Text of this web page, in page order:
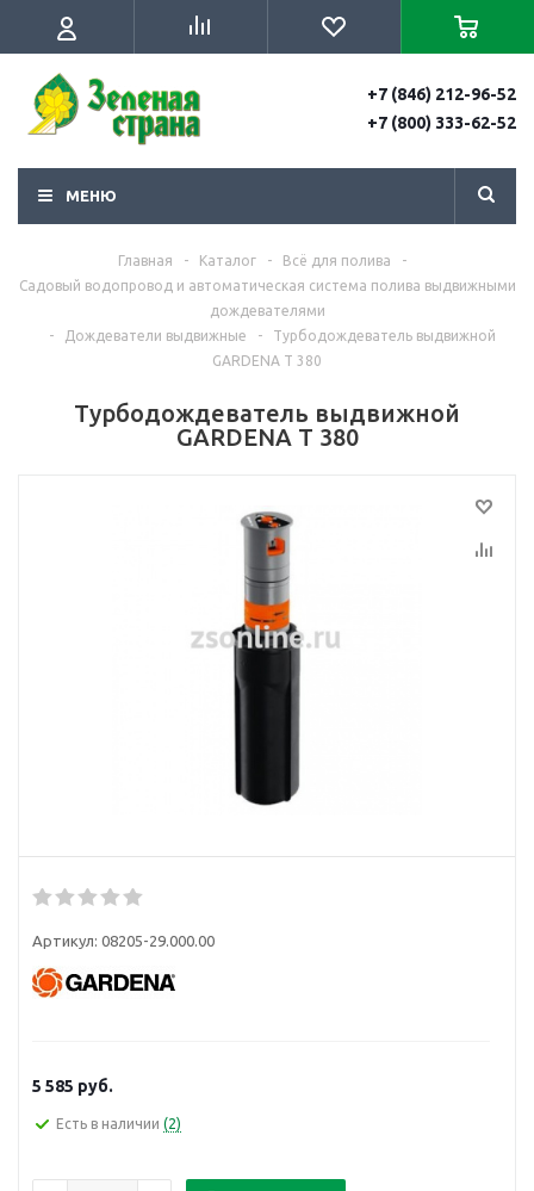
+7 (846) 212-96-52
+7 (800) 333-62-52
МЕНЮ
Главная - Каталог - Всё для полива
-
Садовый водопровод и автоматическая система полива выдвижными
дождевателями
-
Дождеватели выдвижные -
Турбодождеватель выдвижной
GARDENA T 380
Турбодождеватель выдвижной
GARDENA T 380
Артикул: 08205-29.000.00
5 585 руб.
Есть в наличии (2)